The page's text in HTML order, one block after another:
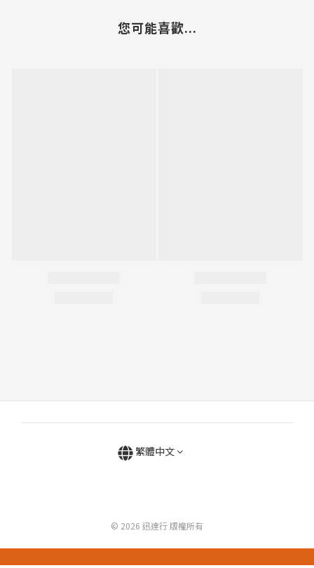
您可能喜歡...
繁體中文
© 2026 迅達行 版權所有